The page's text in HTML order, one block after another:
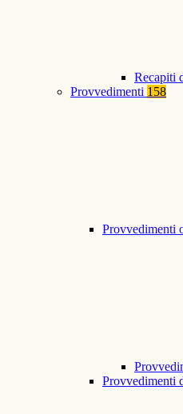
Recapiti
Provvedimenti 158
Provvedimenti
Provvedimenti